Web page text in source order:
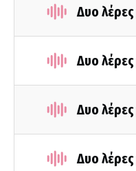
Δυο
Δυο
Δυο
Δυο